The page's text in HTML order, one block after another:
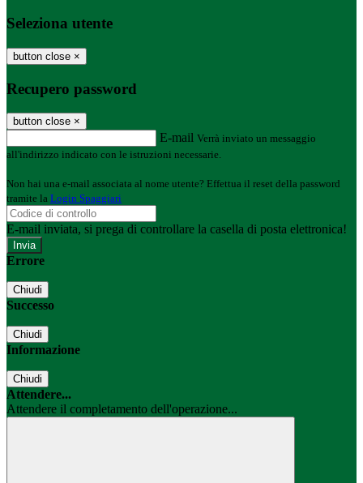
Seleziona utente
button close ×
Recupero password
button close ×
E-mail Verrà inviato un messaggio
all'indirizzo indicato con le istruzioni necessarie.
Non hai una e-mail associata al nome utente? Effettua il reset della password
tramite la Login Spaggiari
E-mail inviata, si prega di controllare la casella di posta elettronica!
Errore
Chiudi
Successo
Chiudi
Informazione
Chiudi
Attendere...
Attendere il completamento dell'operazione...